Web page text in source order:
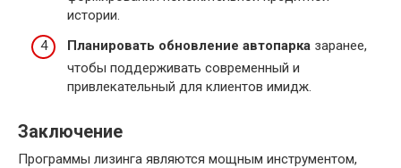
истории.
Планировать обновление автопарка заранее,
чтобы поддерживать современный и
привлекательный для клиентов имидж.
Заключение
Программы лизинга являются мощным инструментом,